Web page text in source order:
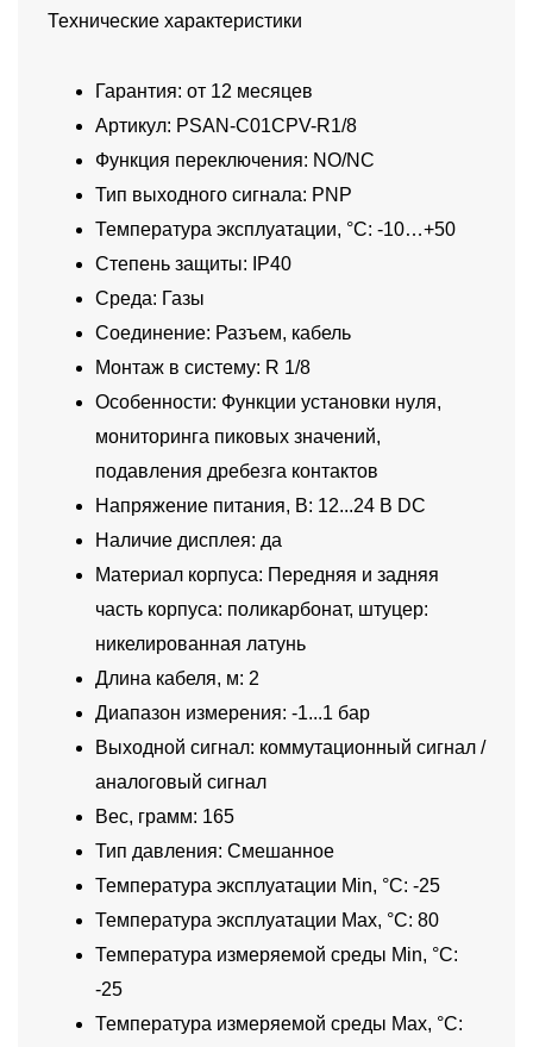
Технические характеристики
Гарантия: от 12 месяцев
Артикул: PSAN-C01CPV-R1/8
Функция переключения: NO/NC
Тип выходного сигнала: PNP
Температура эксплуатации, °C: -10…+50
Степень защиты: IP40
Среда: Газы
Соединение: Разъем, кабель
Монтаж в систему: R 1/8
Особенности: Функции установки нуля,
мониторинга пиковых значений,
подавления дребезга контактов
Напряжение питания, В: 12...24 В DC
Наличие дисплея: да
Материал корпуса: Передняя и задняя
часть корпуса: поликарбонат, штуцер:
никелированная латунь
Длина кабеля, м: 2
Диапазон измерения: -1...1 бар
Выходной сигнал: коммутационный сигнал /
аналоговый сигнал
Вес, грамм: 165
Тип давления: Смешанное
Температура эксплуатации Min, °C: -25
Температура эксплуатации Max, °C: 80
Температура измеряемой среды Min, °C:
-25
Температура измеряемой среды Max, °C: